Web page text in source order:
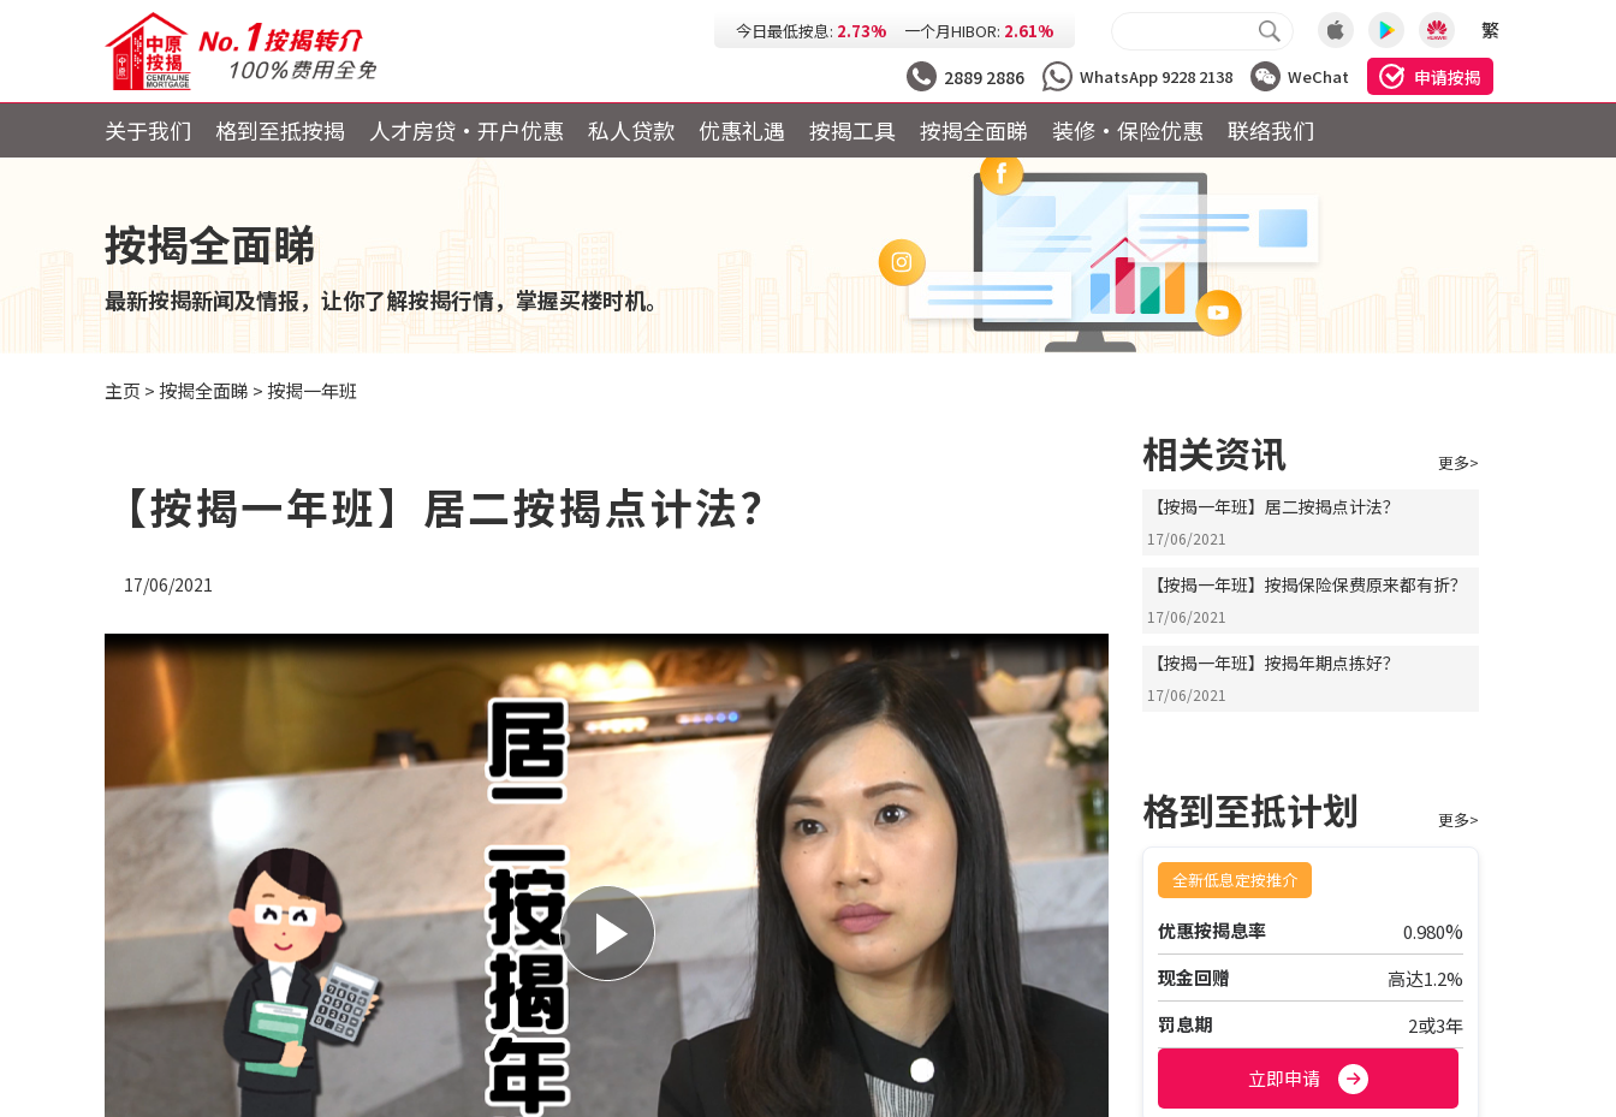
今日最低按息: 2.73% 一个月HIBOR: 2.61%
今日最低H按: 3.25%
繁
2889 2886 WhatsApp 9228 2138 WeChat 申请按揭
关于我们 格到至抵按揭 人才房贷・开户优惠 私人贷款 优惠礼遇 按揭工具 按揭全面睇 装修·保险优惠 联络我们
按揭全面睇
最新按揭新闻及情报，让你了解按揭行情，掌握买楼时机。
主页 >按揭全面睇 >按揭一年班
【按揭一年班】居二按揭点计法？
17/06/2021
相关资讯 更多>
【按揭一年班】居二按揭点计法？
17/06/2021
【按揭一年班】按揭保险保费原来都有折？
17/06/2021
【按揭一年班】按揭年期点拣好？
17/06/2021
格到至抵计划 更多>
全新低息定按推介
优惠按揭息率 0.980%
现金回赠
高达1.2%
罚息期
2或3年
立即申请